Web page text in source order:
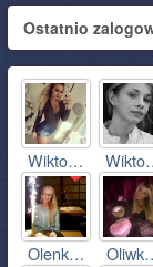
Ostatnio
Wikto…
Olenk…